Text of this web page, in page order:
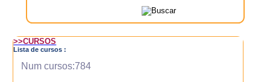
>>CURSOS
Lista de cursos :
Num cursos:784